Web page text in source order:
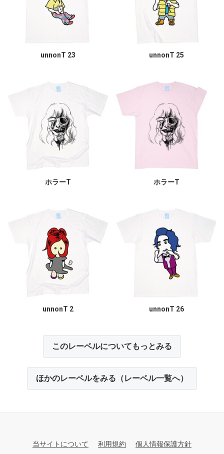
unnonT 23 unnonT 25
ホラーT ホラーT
unnonT 2 unnonT 26
このレーベルについてもっとみる
ほかのレーベルをみる（レーベル一覧へ）
当サイトについて 利用規約 個人情報保護方針